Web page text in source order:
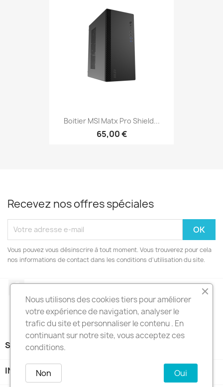
Boitier MSI Matx Pro Shield...
65,00 €
Recevez nos offres spéciales
Vous pouvez vous désinscrire à tout moment. Vous trouverez pour cela
nos informations de contact dans les conditions d'utilisation du site.
Facebook
SARL C3P
INFORMATIONS
Nous utilisons des cookies tiers pour améliorer
votre expérience de navigation, analyser le
trafic du site et personnaliser le contenu . En
continuant sur notre site, vous acceptez ces
conditions.
Oui
Non